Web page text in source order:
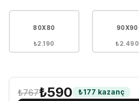
80X80
₺2.190
90X90
₺2.490
₺767₺590 ₺177 kazanç